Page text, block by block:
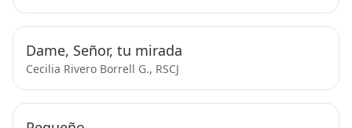
Dame, Señor, tu mirada
Cecilia Rivero Borrell G., RSCJ